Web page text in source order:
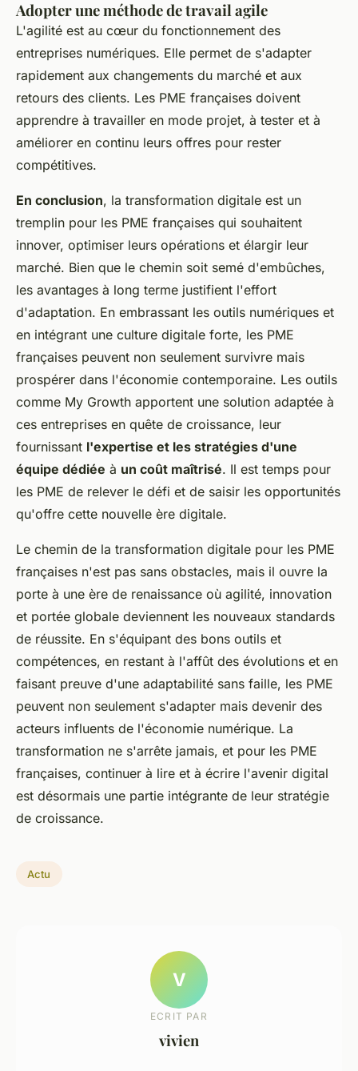
Adopter une méthode de travail agile
L'agilité est au cœur du fonctionnement des
entreprises numériques. Elle permet de s'adapter
rapidement aux changements du marché et aux
retours des clients. Les PME françaises doivent
apprendre à travailler en mode projet, à tester et à
améliorer en continu leurs offres pour rester
compétitives.
En conclusion, la transformation digitale est un
tremplin pour les PME françaises qui souhaitent
innover, optimiser leurs opérations et élargir leur
marché. Bien que le chemin soit semé d'embûches,
les avantages à long terme justifient l'effort
d'adaptation. En embrassant les outils numériques et
en intégrant une culture digitale forte, les PME
françaises peuvent non seulement survivre mais
prospérer dans l'économie contemporaine. Les outils
comme My Growth apportent une solution adaptée à
ces entreprises en quête de croissance, leur
fournissant l'expertise et les stratégies d'une
équipe dédiée à un coût maîtrisé. Il est temps pour
les PME de relever le défi et de saisir les opportunités
qu'offre cette nouvelle ère digitale.
Le chemin de la transformation digitale pour les PME
françaises n'est pas sans obstacles, mais il ouvre la
porte à une ère de renaissance où agilité, innovation
et portée globale deviennent les nouveaux standards
de réussite. En s'équipant des bons outils et
compétences, en restant à l'affût des évolutions et en
faisant preuve d'une adaptabilité sans faille, les PME
peuvent non seulement s'adapter mais devenir des
acteurs influents de l'économie numérique. La
transformation ne s'arrête jamais, et pour les PME
françaises, continuer à lire et à écrire l'avenir digital
est désormais une partie intégrante de leur stratégie
de croissance.
Actu
V
ECRIT PAR
vivien